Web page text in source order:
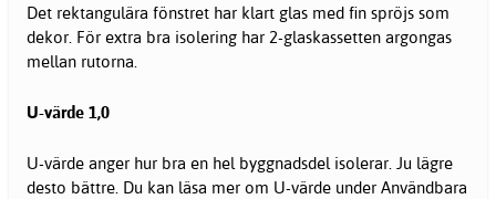
Det rektangulära fönstret har klart glas med fin spröjs som
dekor. För extra bra isolering har 2-glaskassetten argongas
mellan rutorna.
U-värde 1,0
U-värde anger hur bra en hel byggnadsdel isolerar. Ju lägre
desto bättre. Du kan läsa mer om U-värde under Användbara